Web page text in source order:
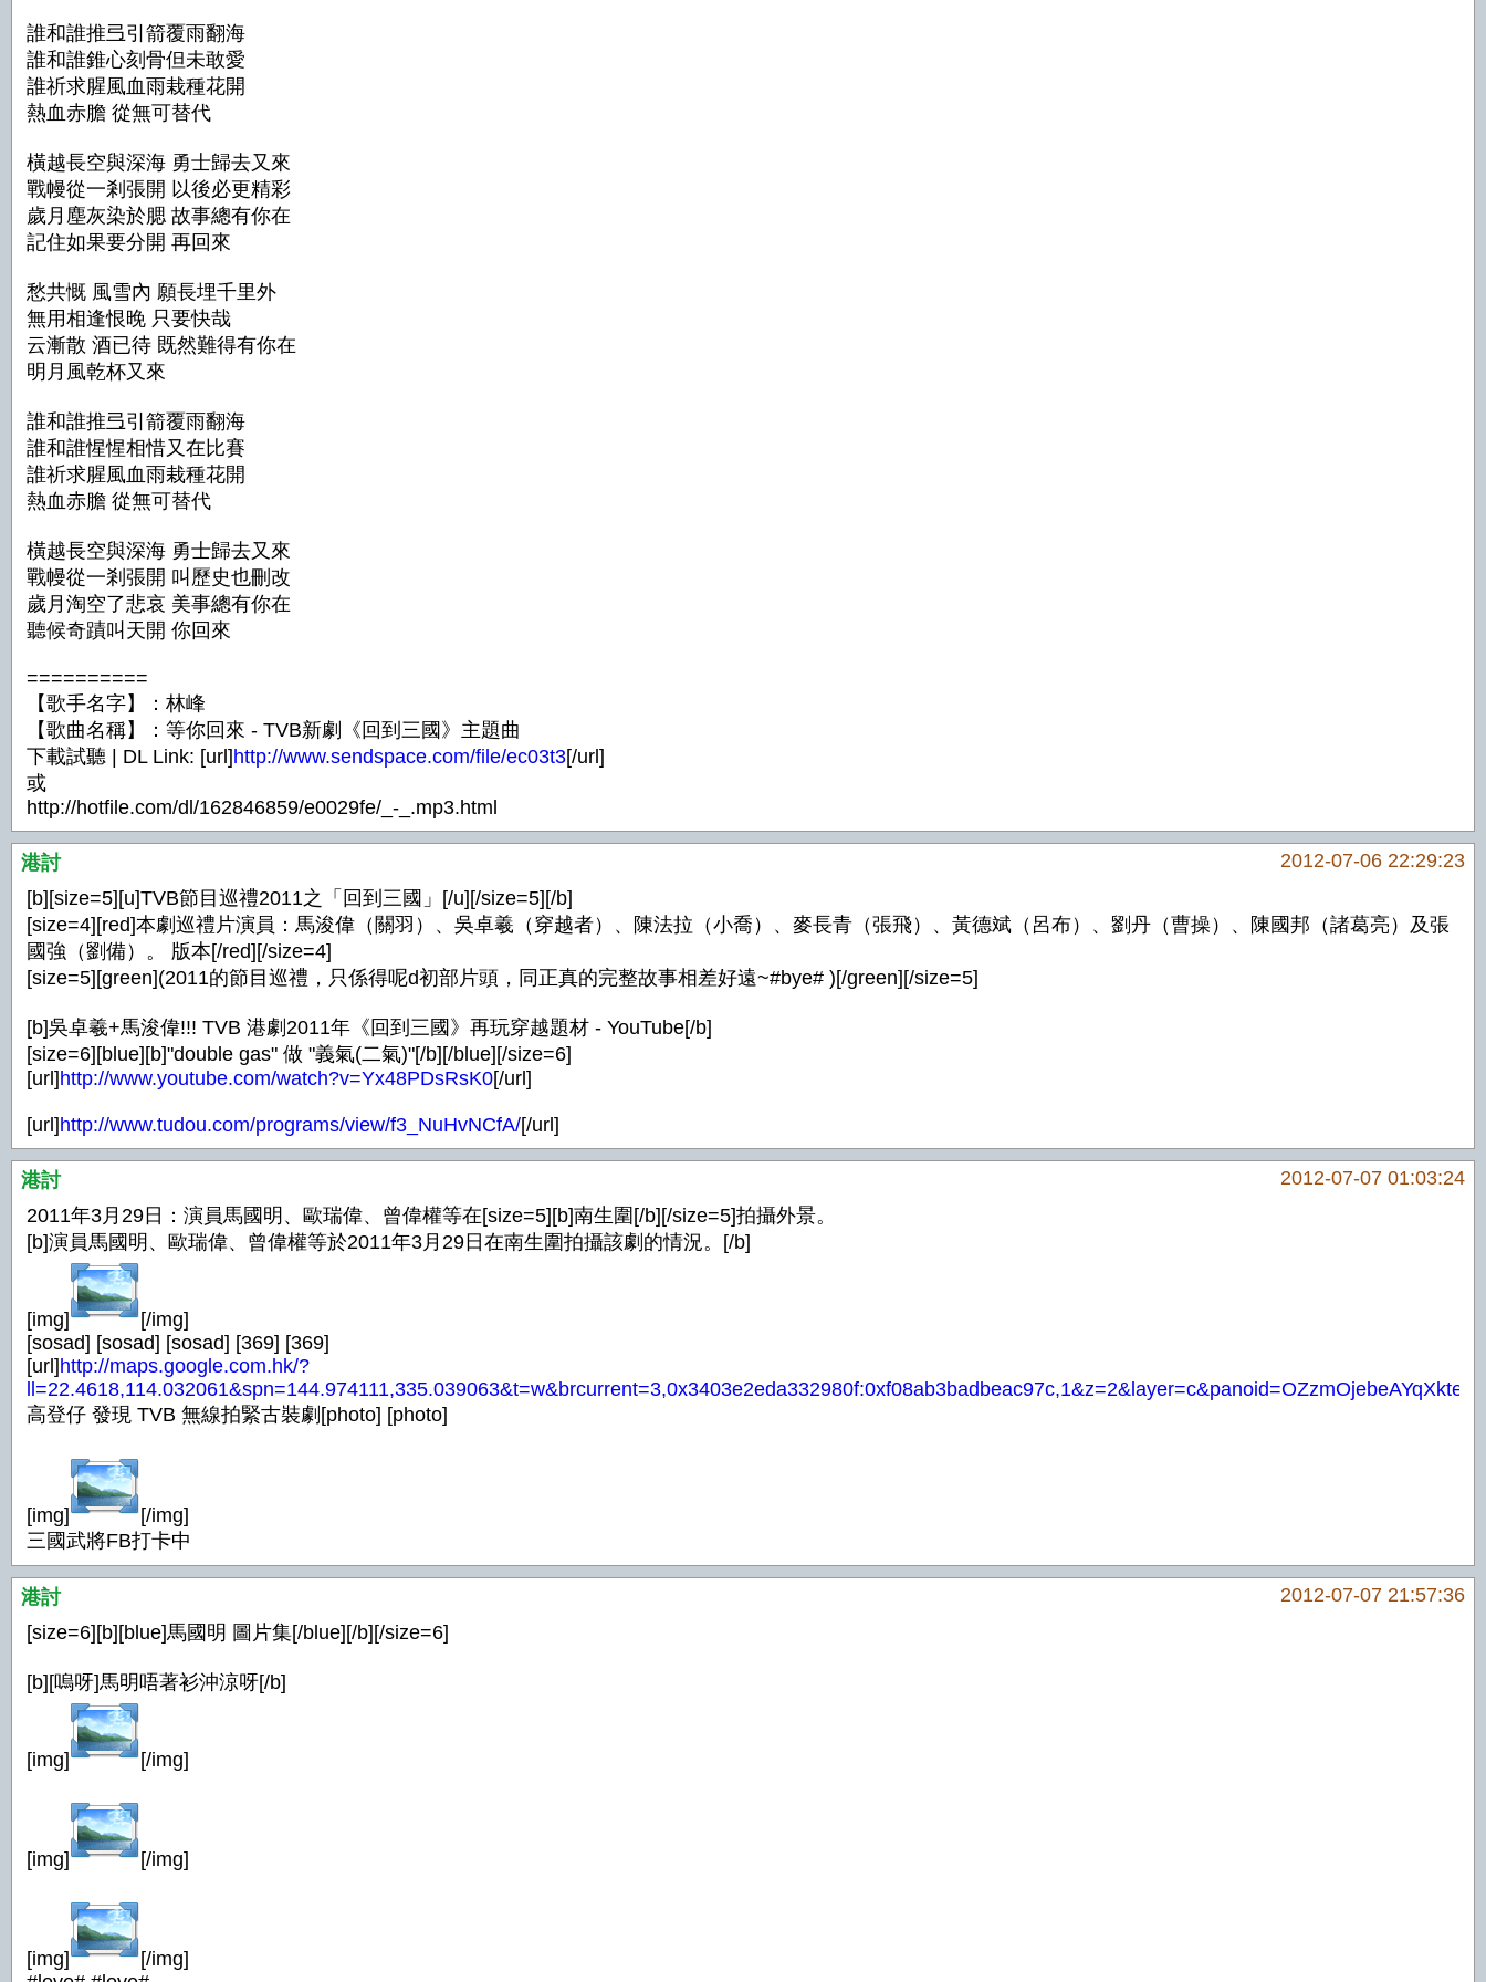
誰和誰推弖引箭覆雨翻海
誰和誰錐心刻骨但未敢愛
誰祈求腥風血雨栽種花開
熱血赤膽 從無可替代
橫越長空與深海 勇士歸去又來
戰幔從一剎張開 以後必更精彩
歲月塵灰染於腮 故事總有你在
記住如果要分開 再回來
愁共慨 風雪內 願長埋千里外
無用相逢恨晚 只要快哉
云漸散 酒已待 既然難得有你在
明月風乾杯又來
誰和誰推弖引箭覆雨翻海
誰和誰惺惺相惜又在比賽
誰祈求腥風血雨栽種花開
熱血赤膽 從無可替代
橫越長空與深海 勇士歸去又來
戰幔從一剎張開 叫歷史也刪改
歲月淘空了悲哀 美事總有你在
聽候奇蹟叫天開 你回來
==========
【歌手名字】：林峰
【歌曲名稱】：等你回來 - TVB新劇《回到三國》主題曲
下載試聽 | DL Link: [url] http://www.sendspace.com/file/ec03t3[/url]
或
http://hotfile.com/dl/162846859/e0029fe/_-_.mp3.html
港討
2012-07-06 22:29:23
[b][size=5][u]TVB節目巡禮2011之「回到三國」[/u][/size=5][/b]
[size=4][red]本劇巡禮片演員：馬浚偉（關羽）、吳卓羲（穿越者）、陳法拉（小喬）、麥長青（張飛）、黃德斌（呂布）、劉丹（曹操）、陳國邦（諸葛亮）及張
國強（劉備）。 版本[/red][/size=4]
[size=5][green](2011的節目巡禮，只係得呢d初部片頭，同正真的完整故事相差好遠~#bye# )[/green][/size=5]
[b]吳卓羲+馬浚偉!!! TVB 港劇2011年《回到三國》再玩穿越題材 - YouTube[/b]
[size=6][blue][b]"double gas" 做 "義氣(二氣)"[/b][/blue][/size=6]
[url] http://www.youtube.com/watch?v=Yx48PDsRsK0[/url]
[url] http://www.tudou.com/programs/view/f3_NuHvNCfA/[/url]
港討
2012-07-07 01:03:24
2011年3月29日：演員馬國明、歐瑞偉、曾偉權等在[size=5][b]南生圍[/b][/size=5]拍攝外景。
[b]演員馬國明、歐瑞偉、曾偉權等於2011年3月29日在南生圍拍攝該劇的情況。[/b]
[img]
[/img]
[sosad] [sosad] [sosad] [369] [369]
[url] http://maps.google.com.hk/?
高登仔 發現 TVB 無線拍緊古裝劇[photo] [photo]
[img]
[/img]
三國武將FB打卡中
港討
2012-07-07 21:57:36
[size=6][b][blue]馬國明 圖片集[/blue][/b][/size=6]
[b][嗚呀]馬明唔著衫沖涼呀[/b]
[img] [/img]
[img] [/img]
[img]
[/img]